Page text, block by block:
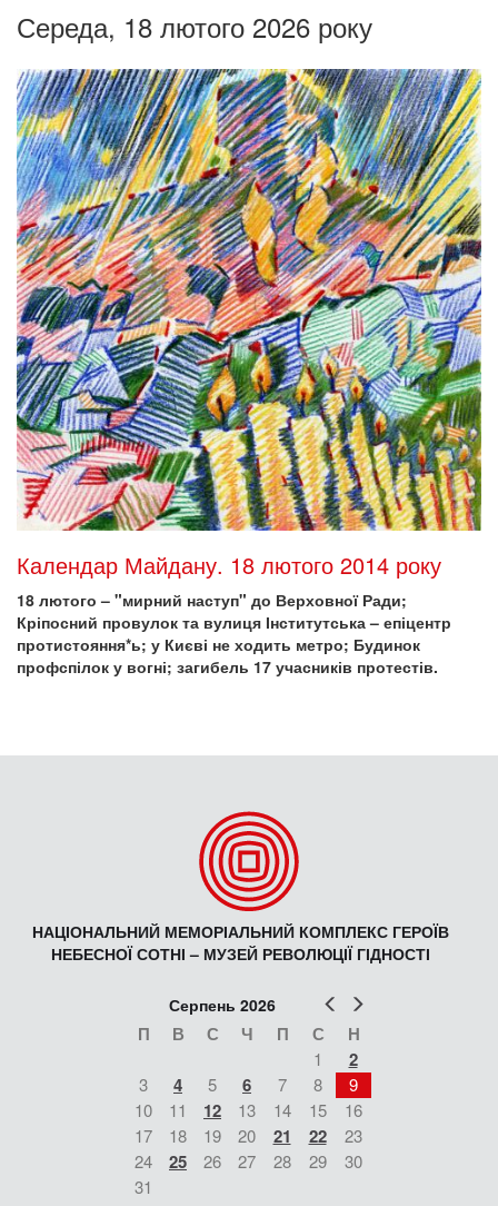
Середа, 18 лютого 2026 року
Календар Майдану. 18 лютого 2014 року
18 лютого – "мирний наступ" до Верховної Ради;
Кріпосний провулок та вулиця Інститутська – епіцентр
протистояння*ь; у Києві не ходить метро; Будинок
профспілок у вогні; загибель 17 учасників протестів.
НАЦІОНАЛЬНИЙ МЕМОРІАЛЬНИЙ КОМПЛЕКС ГЕРОЇВ
НЕБЕСНОЇ СОТНІ – МУЗЕЙ РЕВОЛЮЦІЇ ГІДНОСТІ
Попер
Серпень 2026
П В С Ч П С Н
1 2
3 4 5 6 7 8
9
10
11 12 13 14 15
16
17
18 19 20 21 22
23
24
25 26 27 28 29
30
31